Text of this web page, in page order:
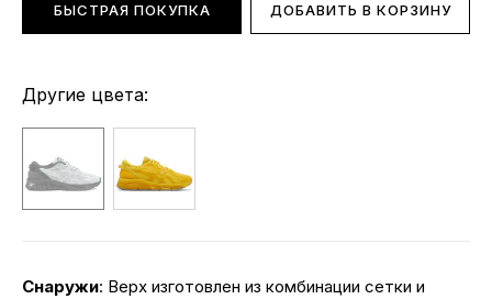
БЫСТРАЯ ПОКУПКА ДОБАВИТЬ В КОРЗИНУ
Другие цвета:
Снаружи: Верх изготовлен из комбинации сетки и